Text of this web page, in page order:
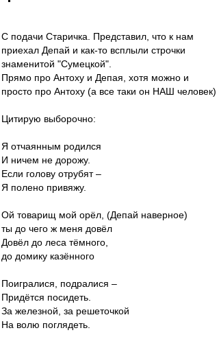
С подачи Старичка. Представил, что к нам
приехал Депай и как-то всплыли строчки
знаменитой "Сумецкой".
Прямо про Антоху и Депая, хотя можно и
просто про Антоху (а все таки он НАШ человек)
Цитирую выборочно:
Я отчаянным родился
И ничем не дорожу.
Если голову отрубят –
Я полено привяжу.
Ой товарищ мой орёл, (Депай наверное)
ты до чего ж меня довёл
Довёл до леса тёмного,
до домику казённого
Поигралися, подралися –
Придётся посидеть.
За железной, за решеточкой
На волю поглядеть.